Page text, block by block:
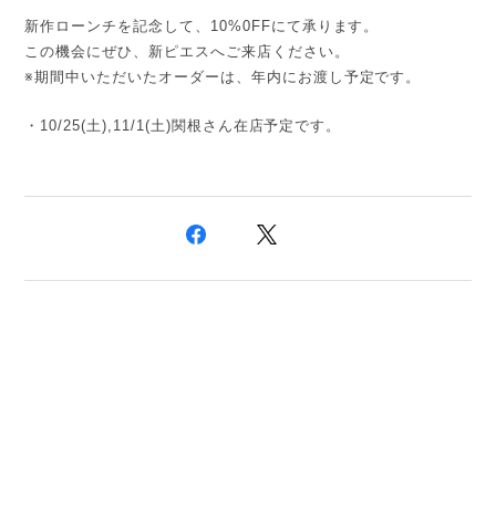
新作ローンチを記念して、10%0FFにて承ります。
この機会にぜひ、新ピエスへご来店ください。
※期間中いただいたオーダーは、年内にお渡し予定です。
・10/25(土),11/1(土)関根さん在店予定です。